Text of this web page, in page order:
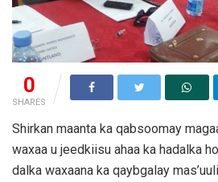
0
SHARES
Shirkan maanta ka qabsoomay
waxaa u jeedkiisu ahaa ka hadalka
dalka waxaana ka qaybgalay